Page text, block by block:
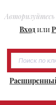
Авторизуйтесь
Входили